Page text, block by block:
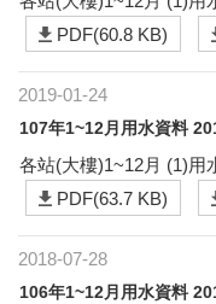
PDF(60.8 KB)
2019-01-24
107年1~12月用水資料
各站(大樓)1~12月 (1)用
PDF(63.7 KB)
2018-07-28
106年1~12月用水資料